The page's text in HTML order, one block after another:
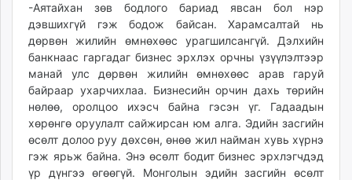
mminfo.mn
ugluu.mn
urlag.mn
unen.mn
asu.mn
shudarga.mn
shuurhai.mn
unuudur.mn
isee.mn
-Аятайхан зөв бодлого бариад явсан бол нэр
дэвшихгүй гэж бодож байсан. Харамсалтай нь
дөрвөн жилийн өмнөхөөс урагшилсангүй. Дэлхийн
банкнаас гаргадаг бизнес эрхлэх орчны үзүүлэлтээр
манай улс дөрвөн жилийн өмнөхөөс арав гаруй
байраар ухарчихлаа. Бизнесийн орчин дахь төрийн
нөлөө, оролцоо ихэсч байна гэсэн үг. Гадаадын
хөрөнгө оруулалт сайжирсан юм алга. Эдийн засгийн
өсөлт долоо руу дөхсөн, өнөө жил найман хувь хүрнэ
гэж ярьж байна. Энэ өсөлт бодит бизнес эрхлэгчдэд
үр дүнгээ өгөөгүй. Монголын эдийн засгийн өсөлт